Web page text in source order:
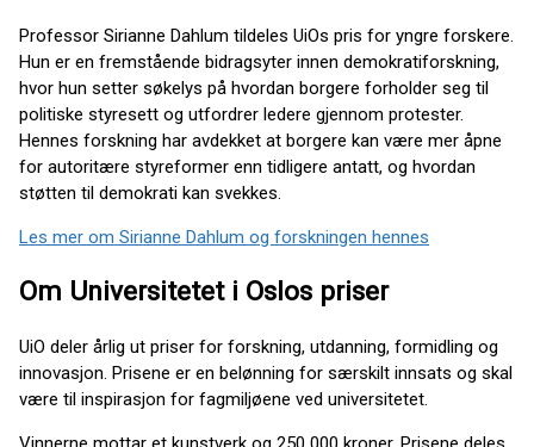
Professor Sirianne Dahlum tildeles UiOs pris for yngre forskere.
Hun er en fremstående bidragsyter innen demokratiforskning,
hvor hun setter søkelys på hvordan borgere forholder seg til
politiske styresett og utfordrer ledere gjennom protester.
Hennes forskning har avdekket at borgere kan være mer åpne
for autoritære styreformer enn tidligere antatt, og hvordan
støtten til demokrati kan svekkes.
Les mer om Sirianne Dahlum og forskningen hennes
Om Universitetet i Oslos priser
UiO deler årlig ut priser for forskning, utdanning, formidling og
innovasjon. Prisene er en belønning for særskilt innsats og skal
være til inspirasjon for fagmiljøene ved universitetet.